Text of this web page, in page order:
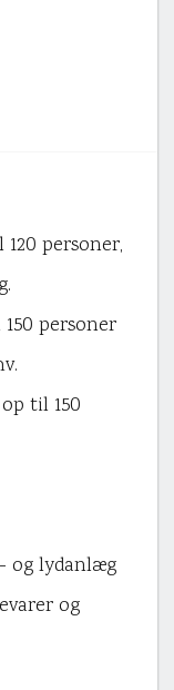
personer,
personer
til 150
og lydanlæg
og